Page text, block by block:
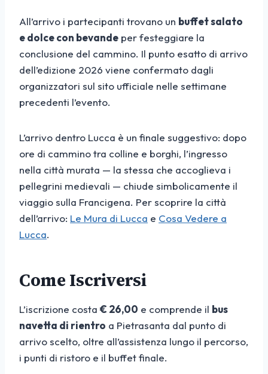
All’arrivo i partecipanti trovano un buffet salato
e dolce con bevande per festeggiare la
conclusione del cammino. Il punto esatto di arrivo
dell’edizione 2026 viene confermato dagli
organizzatori sul sito ufficiale nelle settimane
precedenti l’evento.
L’arrivo dentro Lucca è un finale suggestivo: dopo
ore di cammino tra colline e borghi, l’ingresso
nella città murata — la stessa che accoglieva i
pellegrini medievali — chiude simbolicamente il
viaggio sulla Francigena. Per scoprire la città
dell’arrivo: Le Mura di Lucca e Cosa Vedere a
Lucca.
Come Iscriversi
L’iscrizione costa€ 26,00 e comprende il bus
navetta di rientro a Pietrasanta dal punto di
arrivo scelto, oltre all’assistenza lungo il percorso,
i punti di ristoro e il buffet finale.